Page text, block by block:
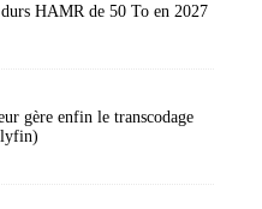
durs HAMR de 50 To en 2027
gère enfin le transcodage